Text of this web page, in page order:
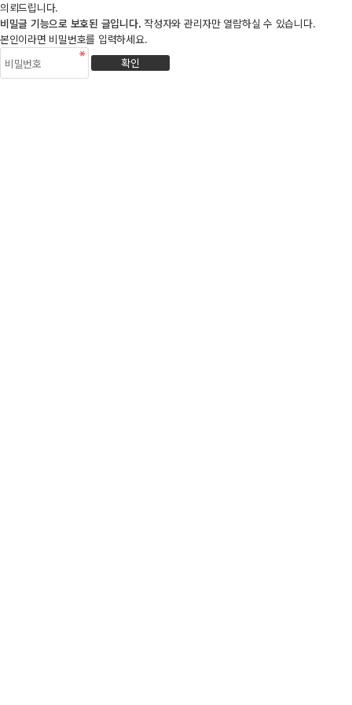
의뢰드립니다.
비밀글 기능으로 보호된 글입니다. 작성자와 관리자만 열람하실 수 있습니다.
본인이라면 비밀번호를 입력하세요.